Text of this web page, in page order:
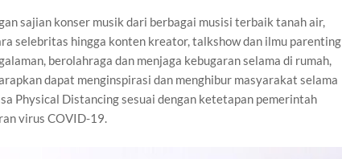
sajian konser musik dari berbagai musisi terbaik tanah air,
selebritas hingga konten kreator, talkshow dan ilmu parenting
berolahraga dan menjaga kebugaran selama di rumah,
dapat menginspirasi dan menghibur masyarakat selama
Physical Distancing sesuai dengan ketetapan pemerintah
virus COVID-19.